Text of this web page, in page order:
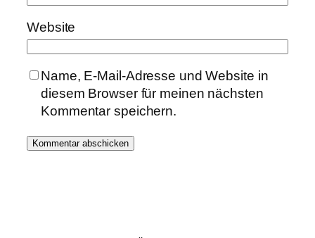
Website
Name, E-Mail-Adresse und Website in
diesem Browser für meinen nächsten
Kommentar speichern.